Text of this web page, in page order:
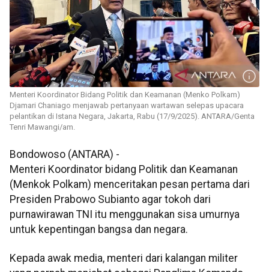
Menteri Koordinator Bidang Politik dan Keamanan (Menko Polkam)
Djamari Chaniago menjawab pertanyaan wartawan selepas upacara
pelantikan di Istana Negara, Jakarta, Rabu (17/9/2025). ANTARA/Genta
Tenri Mawangi/am.
Bondowoso (ANTARA) -
Menteri Koordinator bidang Politik dan Keamanan
(Menkok Polkam) menceritakan pesan pertama dari
Presiden Prabowo Subianto agar tokoh dari
purnawirawan TNI itu menggunakan sisa umurnya
untuk kepentingan bangsa dan negara.
Kepada awak media, menteri dari kalangan militer